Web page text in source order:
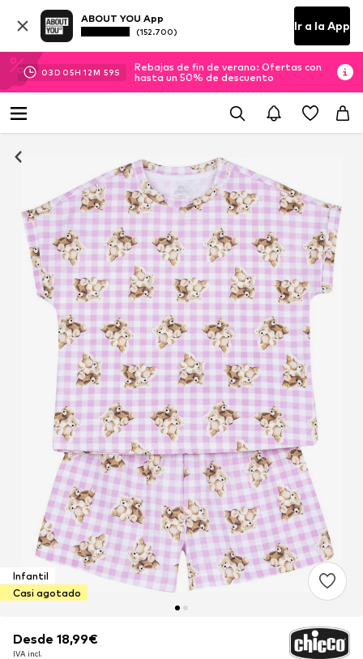
ABOUT YOU App
(152.700) Ir a la App
03D 05H 12M 58S
Rebajas de fin de verano: Ofertas con
hasta un 50% de descuento
Infantil
Casi agotado
Desde 18,99€
IVA incl.
Desde 18,99€
IVA incl.